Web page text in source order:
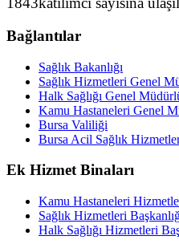
Bağlantılar
Sağlık Bakanlığı
Sağlık Hizmetleri Genel
Halk Sağlığı Genel
Kamu Hastaneleri Genel
Bursa Valiliği
Bursa Acil Sağlık
Ek Hizmet Binaları
Kamu Hastaneleri
Sağlık Hizmetleri
Halk Sağlığı Hizmetleri